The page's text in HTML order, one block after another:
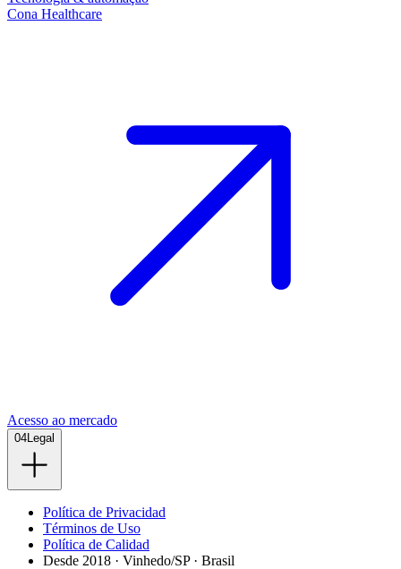
Cona Healthcare
Acesso ao mercado
04 Legal
Política de Privacidad
Términos de Uso
Política de Calidad
Desde 2018 · Vinhedo/SP · Brasil